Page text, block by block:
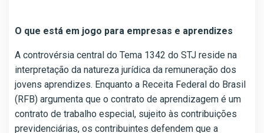
O que está em jogo para empresas e aprendizes
A controvérsia central do Tema 1342 do STJ reside na
interpretação da natureza jurídica da remuneração dos
jovens aprendizes. Enquanto a Receita Federal do Brasil
(RFB) argumenta que o contrato de aprendizagem é um
contrato de trabalho especial, sujeito às contribuições
previdenciárias, os contribuintes defendem que a